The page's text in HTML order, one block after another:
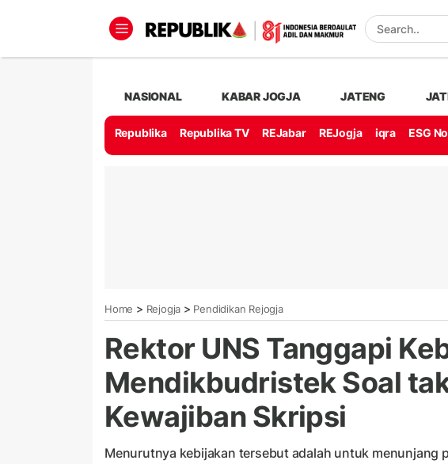
NASIONAL KABAR JOGJA JATENG
Republika Republika TV REJabar REJogja iqra ESG
Home > Rejogja > Pendidikan Rejogja
Rektor UNS Tanggapi
Mendikbudristek Soal
Kewajiban Skripsi
Menurutnya kebijakan tersebut adalah untuk menunjang